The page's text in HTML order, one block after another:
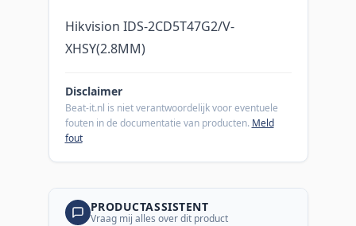
Hikvision IDS-2CD5T47G2/V-
XHSY(2.8MM)
Disclaimer
Beat-it.nl is niet verantwoordelijk voor eventuele
fouten in de documentatie van producten. Meld
fout
PRODUCTASSISTENT
Vraag mij alles over dit product